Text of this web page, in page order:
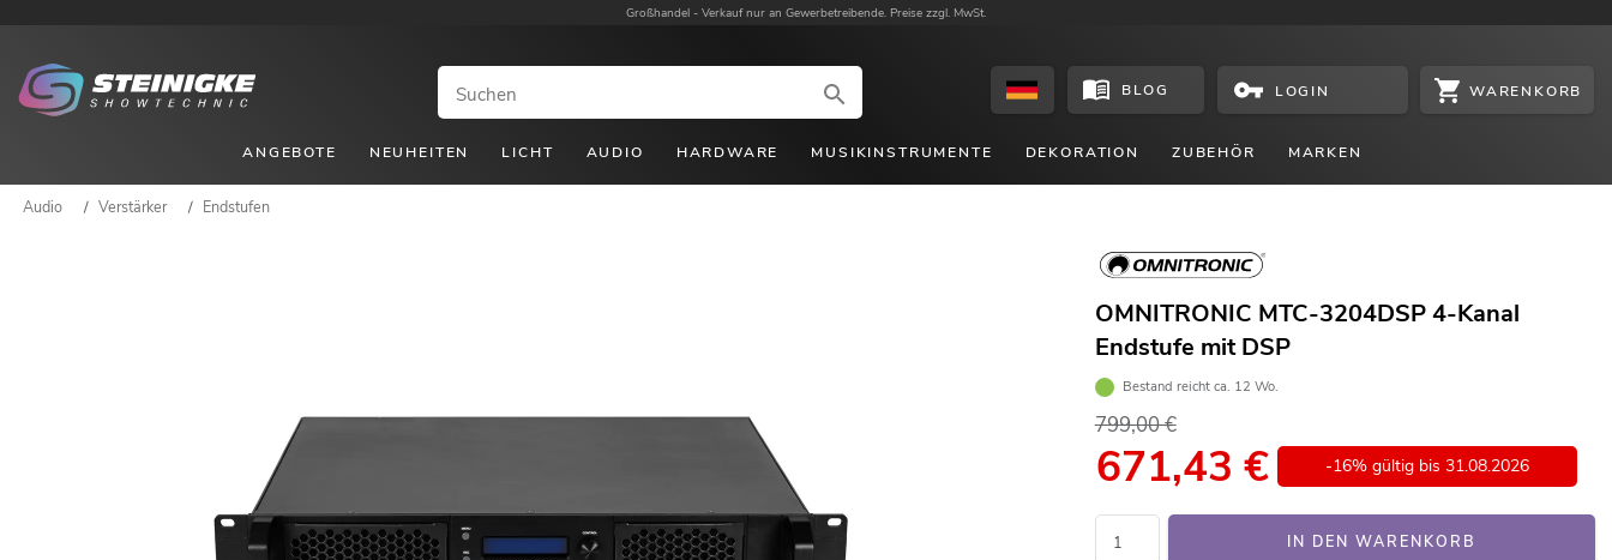
Großhandel - Verkauf nur an Gewerbetreibende. Preise zzgl. MwSt.
BLOG LOGIN WARENKORB
ANGEBOTE NEUHEITEN LICHT AUDIO HARDWARE MUSIKINSTRUMENTE DEKORATION ZUBEHÖR MARKEN
Audio / Verstärker / Endstufen
OMNITRONIC MTC-3204DSP 4-Kanal
Endstufe mit DSP
Bestand reicht ca. 12 Wo.
799,00 €
671,43 € -16% gültig bis 31.08.2026
IN DEN WARENKORB